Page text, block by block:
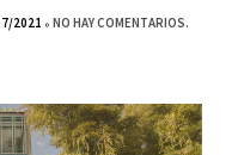
2021 NO HAY COMENTARIOS.